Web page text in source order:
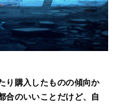
り購入したものの傾向か
合のいいことだけど、自